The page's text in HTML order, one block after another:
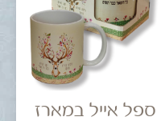
ספל אייל במארז